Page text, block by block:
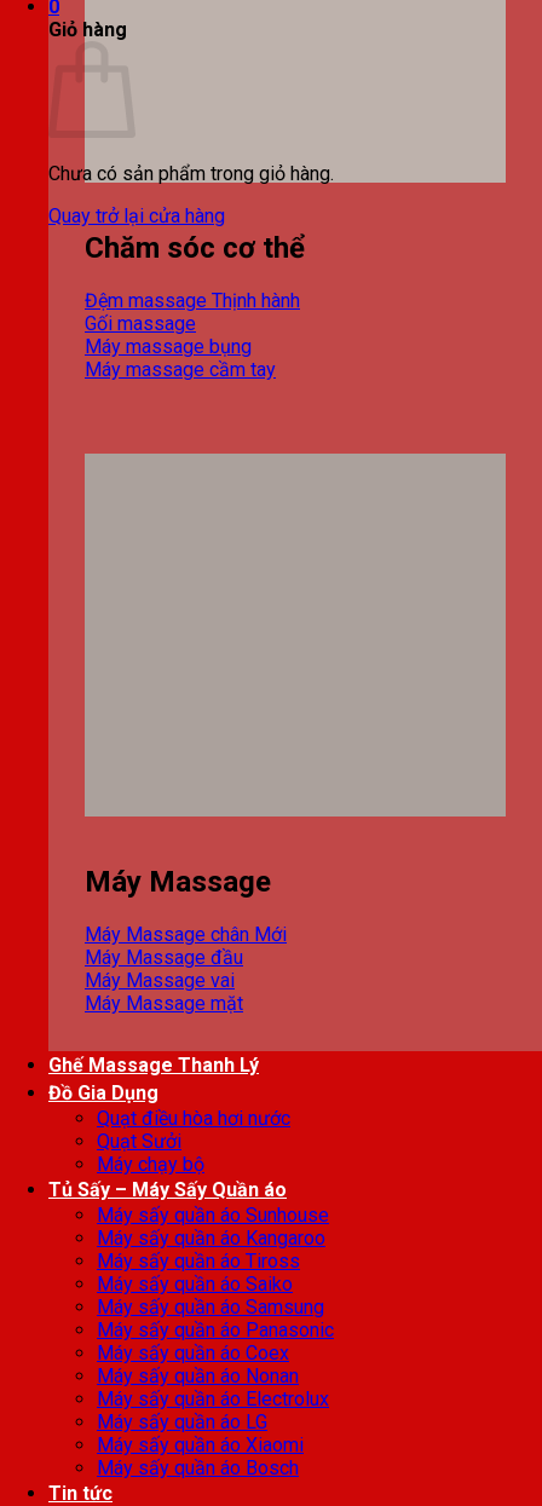
0
Giỏ hàng
Chưa có sản phẩm trong giỏ hàng.
Quay trở lại cửa hàng
Chăm sóc cơ thể
Đệm massage
Gối massage
Máy massage bụng
Máy massage cầm tay
Máy Massage
Máy Massage chân
Máy Massage đầu
Máy Massage vai
Máy Massage mặt
Ghế Massage Thanh Lý
Đồ Gia Dụng
Quạt điều hòa hơi nước
Quạt Sưởi
Máy chạy bộ
Tủ Sấy – Máy Sấy Quần áo
Máy sấy quần áo Sunhouse
Máy sấy quần áo Kangaroo
Máy sấy quần áo Tiross
Máy sấy quần áo Saiko
Máy sấy quần áo Samsung
Máy sấy quần áo Panasonic
Máy sấy quần áo Coex
Máy sấy quần áo Nonan
Máy sấy quần áo Electrolux
Máy sấy quần áo LG
Máy sấy quần áo Xiaomi
Máy sấy quần áo Bosch
Tin tức